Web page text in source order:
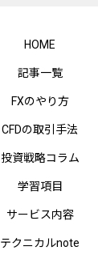
HOME
記事一覧
FXのやり方
CFDの取引手法
投資戦略コラム
学習項目
サービス内容
テクニカルnote